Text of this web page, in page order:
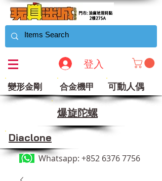
登入
變形金剛 合金機甲 可動人偶
​爆旋陀螺
Diaclone
Whatsapp: +852 6376 7756